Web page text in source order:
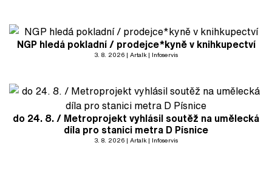
NGP hledá pokladní / prodejce*kyně v knihkupectví
3. 8. 2026 Artalk Infoservis
do 24. 8. / Metroprojekt vyhlásil soutěž na umělecká
díla pro stanici metra D Písnice
3. 8. 2026 Artalk Infoservis